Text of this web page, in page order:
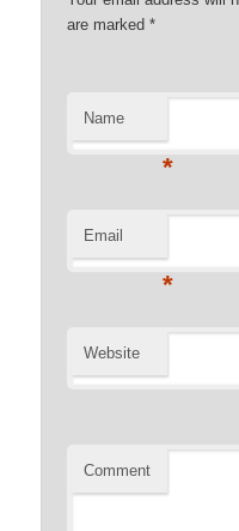
are marked*
Name
*
Email
*
Website
Comment